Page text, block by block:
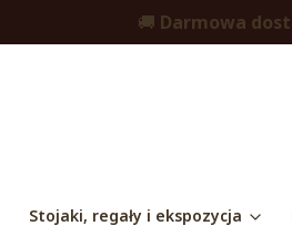
🚚 Darmowa
Stojaki, regały i ekspozycja